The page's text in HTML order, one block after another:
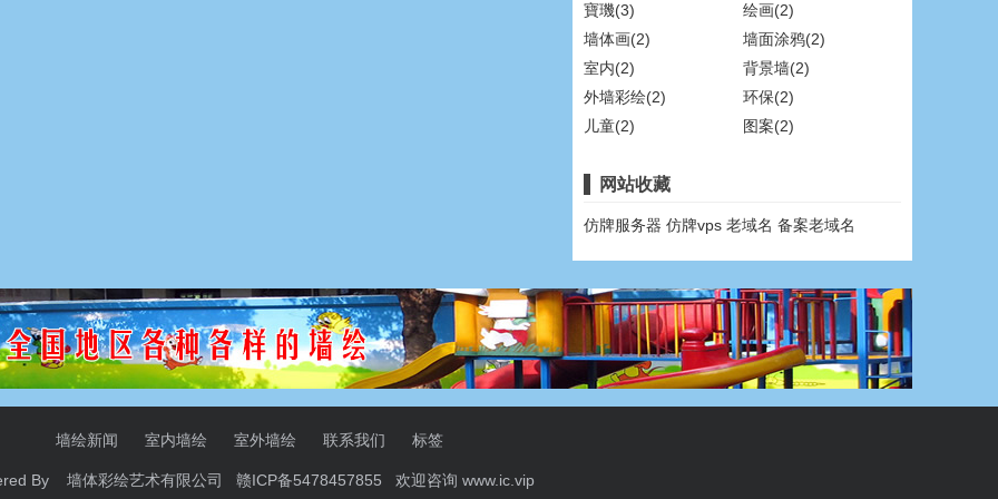
寶璣(3)
绘画(2)
墙体画(2)
墙面涂鸦(2)
室内(2)
背景墙(2)
外墙彩绘(2)
环保(2)
儿童(2)
图案(2)
网站收藏
仿牌服务器 仿牌vps 老域名 备案老域名
墙绘新闻 室内墙绘 室外墙绘 联系我们 标签
By 墙体彩绘艺术有限公司 赣ICP备5478457855 欢迎咨询 www.ic.vip